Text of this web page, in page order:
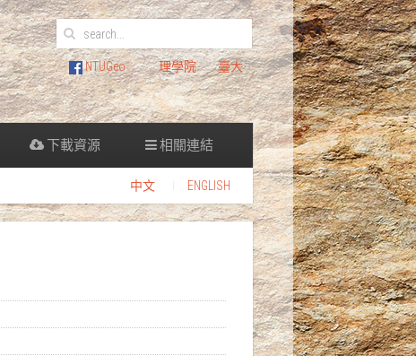
NTUGeo 理學院 臺大
下載資源 相關連結
中文 ENGLISH